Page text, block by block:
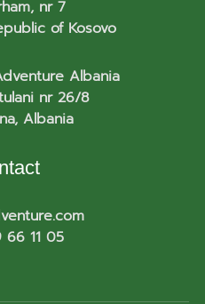
nr 7
of Kosovo
Albania
nr 26/8
Albania
66 11 05